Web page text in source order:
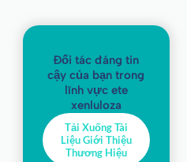
Đối tác đáng tin
cậy của bạn trong
lĩnh vực ete
xenluloza
Tải Xuống Tài
Liệu Giới Thiệu
Thương Hiệu